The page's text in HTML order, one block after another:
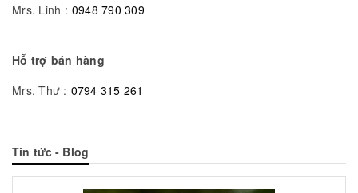
Mrs. Linh : 0948 790 309
Hỗ trợ bán hàng
Mrs. Thư : 0794 315 261
Tin tức - Blog